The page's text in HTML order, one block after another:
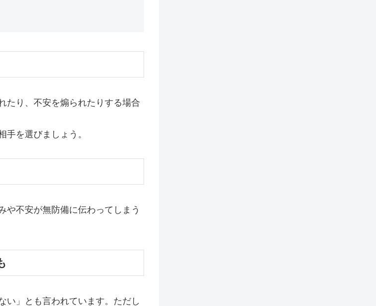
たり、不安を煽られたりする場合
を選びましょう。
や不安が無防備に伝わってしまう
い」とも言われています。ただし